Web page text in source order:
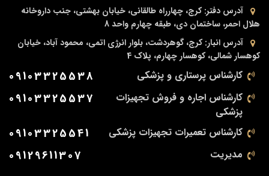
آدرس دفتر: کرج، چهارراه طالقانی، خیابان بهشتی، جنب داروخانه
هلال احمر، ساختمان دی، طبقه چهارم واحد 8
آدرس انبار: کرج، گوهردشت، بلوار انرژی اتمی، محمود آباد، خیابان
کوهسار شمالی، کوهسار چهارم، پلاک 4
کارشناس پرستاری و پزشکی 09103325538
کارشناس اجاره و فروش تجهیزات
پزشکی
09103325537
کارشناس تعمیرات تجهیزات پزشکی 09103325541
مدیریت 09129611307